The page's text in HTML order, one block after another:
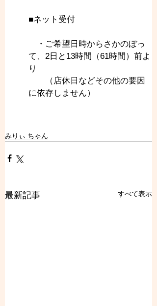
■ネット受付
・ご希望日時からさかのぼっ
て、2日と13時間（61時間）前よ
り
（店休日などその他の要因
に依存しません）
みりぃ ちゃん
最新記事 すべて表示